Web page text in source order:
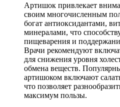
Артишок привлекает
своим многочисленным
богат антиоксидантами,
минералами, что
пищеварения и
Врачи рекомендуют
для снижения уровня
обмена веществ.
артишоком включают
что позволяет
максимум пользы.